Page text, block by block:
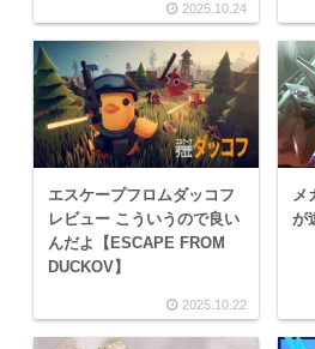
2025.10.24
エスケープフロムダッコフ
レビュー こういうので良い
んだよ【ESCAPE FROM
DUCKOV】
2025.10.22
メ
が